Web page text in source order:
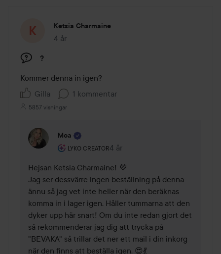
Ketsia Charmaine
4 år
Inlägget skapades 4 år
?
Kommer denna in igen?
Gilla
1 kommentar
5857 visningar
Moa
LYKO CREATOR
Användarens roll: Lyko Creator.
4 år
Kommentaren lades 4 år
Hejsan Ketsia Charmaine! 💜
Jag ser dessvärre ingen beställning på denna
ännu så jag vet inte heller när den beräknas
komma in i lager igen. Håller tummarna att den
dyker upp här snart! Om du inte redan gjort det
så rekommenderar jag dig att trycka på
"BEVAKA" så trillar det ner ett mail i din inkorg
när den finns att beställa igen. 😍💃